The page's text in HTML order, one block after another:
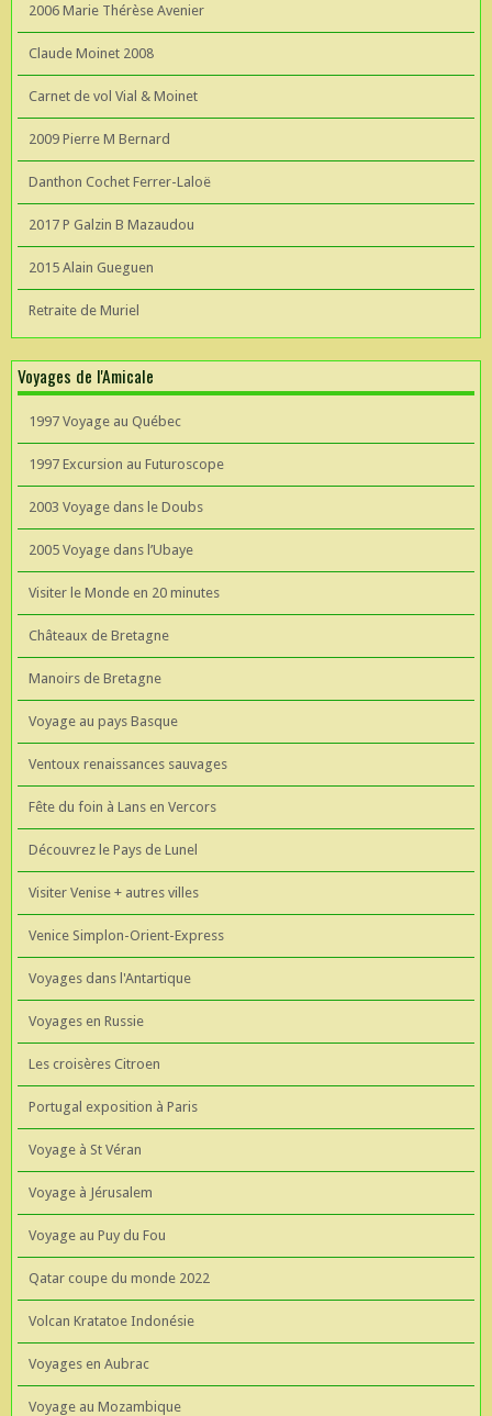
2006 Marie Thérèse Avenier
Claude Moinet 2008
Carnet de vol Vial & Moinet
2009 Pierre M Bernard
Danthon Cochet Ferrer-Laloë
2017 P Galzin B Mazaudou
2015 Alain Gueguen
Retraite de Muriel
Voyages de l'Amicale
1997 Voyage au Québec
1997 Excursion au Futuroscope
2003 Voyage dans le Doubs
2005 Voyage dans l’Ubaye
Visiter le Monde en 20 minutes
Châteaux de Bretagne
Manoirs de Bretagne
Voyage au pays Basque
Ventoux renaissances sauvages
Fête du foin à Lans en Vercors
Découvrez le Pays de Lunel
Visiter Venise + autres villes
Venice Simplon-Orient-Express
Voyages dans l'Antartique
Voyages en Russie
Les croisères Citroen
Portugal exposition à Paris
Voyage à St Véran
Voyage à Jérusalem
Voyage au Puy du Fou
Qatar coupe du monde 2022
Volcan Kratatoe Indonésie
Voyages en Aubrac
Voyage au Mozambique